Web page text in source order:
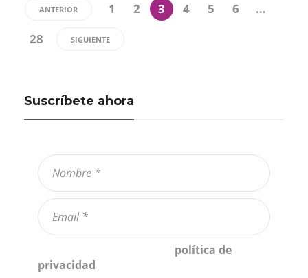
ANTERIOR 1 2 3 4 5 6
…
28
SIGUIENTE
Suscríbete ahora
política de
privacidad